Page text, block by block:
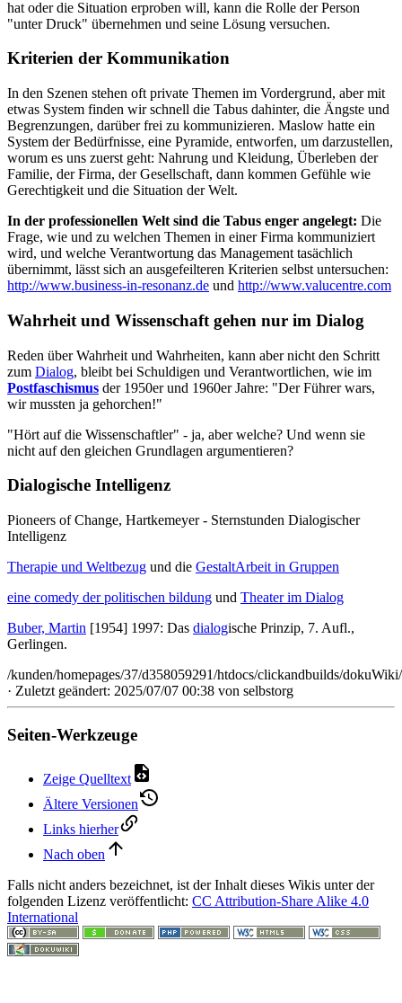
hat oder die Situation erproben will, kann die Rolle der Person
"unter Druck" übernehmen und seine Lösung versuchen.
Kriterien der Kommunikation
In den Szenen stehen oft private Themen im Vordergrund, aber mit
etwas System finden wir schnell die Tabus dahinter, die Ängste und
Begrenzungen, darüber frei zu kommunizieren. Maslow hatte ein
System der Bedürfnisse, eine Pyramide, entworfen, um darzustellen,
worum es uns zuerst geht: Nahrung und Kleidung, Überleben der
Familie, der Firma, der Gesellschaft, dann kommen Gefühle wie
Gerechtigkeit und die Situation der Welt.
In der professionellen Welt sind die Tabus enger angelegt: Die
Frage, wie und zu welchen Themen in einer Firma kommuniziert
wird, und welche Verantwortung das Management tasächlich
übernimmt, lässt sich an ausgefeilteren Kriterien selbst untersuchen:
http://www.business-in-resonanz.de und http://www.valucentre.com
Wahrheit und Wissenschaft gehen nur im Dialog
Reden über Wahrheit und Wahrheiten, kann aber nicht den Schritt
zum Dialog, bleibt bei Schuldigen und Verantwortlichen, wie im
Postfaschismus der 1950er und 1960er Jahre: "Der Führer wars,
wir mussten ja gehorchen!"
"Hört auf die Wissenschaftler" - ja, aber welche? Und wenn sie
nicht auf den gleichen Grundlagen argumentieren?
Dialogische Intelligenz
Pioneers of Change, Hartkemeyer - Sternstunden Dialogischer
Intelligenz
Therapie und Weltbezug und die GestaltArbeit in Gruppen
eine comedy der politischen bildung und Theater im Dialog
Buber, Martin [1954] 1997: Das dialogische Prinzip, 7. Aufl.,
Gerlingen.
/kunden/homepages/37/d358059291/htdocs/clickandbuilds/
· Zuletzt geändert: 2025/07/07 00:38 von selbstorg
Seiten-Werkzeuge
Zeige Quelltext
Ältere Versionen
Links hierher
Nach oben
Falls nicht anders bezeichnet, ist der Inhalt dieses Wikis unter der
folgenden Lizenz veröffentlicht: CC Attribution-Share Alike 4.0
International